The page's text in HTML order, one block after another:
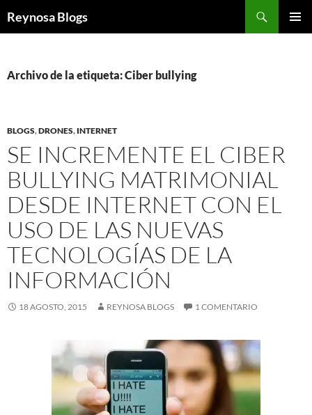
Reynosa Blogs
Archivo de la etiqueta: Ciber bullying
BLOGS,DRONES, INTERNET
SE INCREMENTE EL CIBER
BULLYING MATRIMONIAL
DESDE INTERNET CON EL
USO DE LAS NUEVAS
TECNOLOGÍAS DE LA
INFORMACIÓN
18 AGOSTO, 2015 REYNOSA BLOGS 1 COMENTARIO